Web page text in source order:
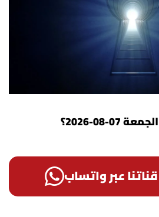
08-2026؟
عبر واتساب